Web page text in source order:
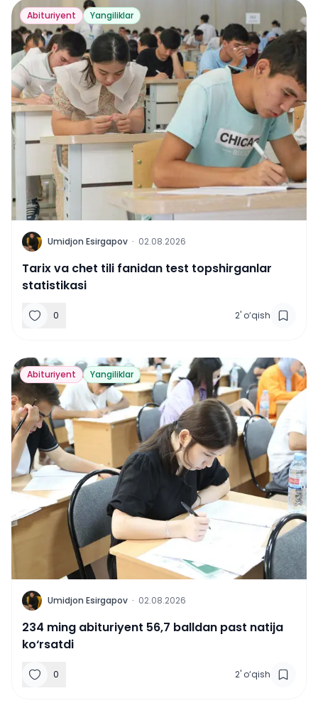
Abituriyent Yangiliklar
U Umidjon Esirgapov · 02.08.2026
Tarix va chet tili fanidan test topshirganlar
statistikasi
0 2' o‘qish
Abituriyent Yangiliklar
U Umidjon Esirgapov · 02.08.2026
234 ming abituriyent 56,7 balldan past natija
ko‘rsatdi
0 2' o‘qish